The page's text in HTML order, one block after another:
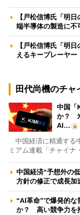
【戸松信博氏「明
端半導体の製造に
【戸松信博氏「明
えるキープレーヤ
田代尚機のチャ
中国「
か？
AI…
中国経済に精通する
ミアム連載「チャイ
中国経済“予想外の
方針の修正で成長
“AI革命”で爆発的
か？ 高い競争力を